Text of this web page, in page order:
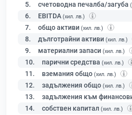
5. счетоводна печалба/загуба
6. EBITDA (хил. лв.)
7. общо активи (хил. лв.)
8. дълготрайни активи (хил. лв.)
9. материални запаси (хил. лв.)
10. парични средства (хил. лв.)
11. вземания общо (хил. лв.)
12. задължения общо (хил. лв.)
13. задължения към
14. собствен капитал (хил. лв.)